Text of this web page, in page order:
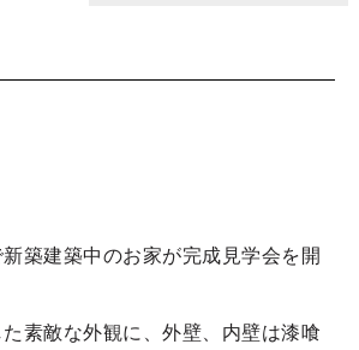
築建築中のお家が完成見学会を開
素敵な外観に、外壁、内壁は漆喰